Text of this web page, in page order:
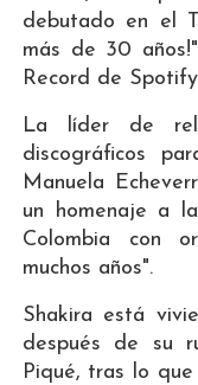
debutado en el
más de 30
Record de
La líder de
discográficos
Manuela
un homenaje a
Colombia con
muchos años".
Shakira está
después de su
Piqué, tras lo